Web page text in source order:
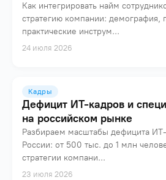
Как интегрировать найм
стратегию компании: демография,
практические инструм...
24 июля 2026
Кадры
Дефицит ИТ-кадров и
на российском рынке
Разбираем масштабы дефицита
России: от 500 тыс. до 1 млн
стратегии компани...
23 июля 2026